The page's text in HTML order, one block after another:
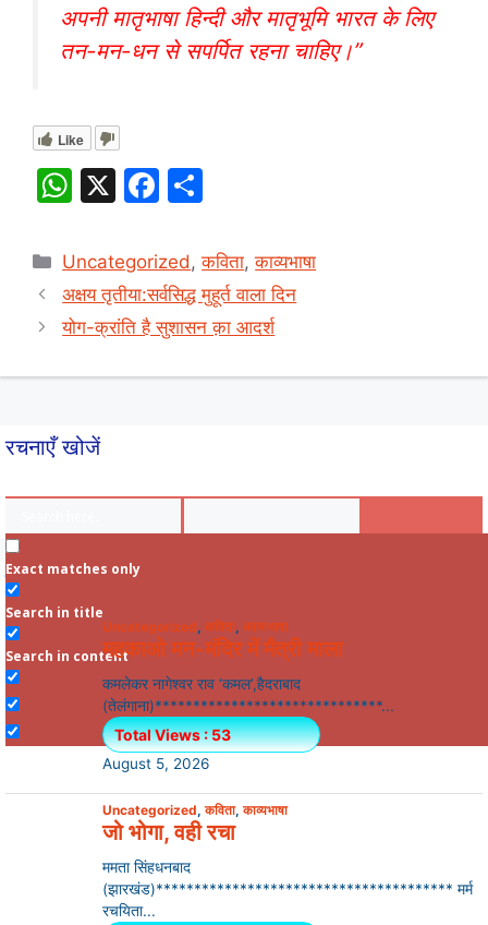
अपनी मातृभाषा हिन्दी और मातृभूमि भारत के लिए
तन-मन-धन से सपर्पित रहना चाहिए।”
Like
W
at
s
A
X
F
c
e
b
ar
e
Categories
Uncategorized,कविता,काव्यभाषा
अक्षय तृतीया:सर्वसिद्ध मुहूर्त वाला दिन
योग-क्रांति है सुशासन क़ा आदर्श
रचनाएँ खोजें
Exact matches only
Search in title
Search in content
सप्ताह का सितारा
Uncategorized, कविता, काव्यभाषा
महकाओ मन-मंदिर में मैत्री माला
कमलेकर नागेश्वर राव ‘कमल’,हैदराबाद
(तेलंगाना)******************************...
Total Views : 53
August 5, 2026
Uncategorized,कविता,काव्यभाषा
जो भोगा, वही रचा
ममता सिंहधनबाद
(झारखंड)*************************************** मर्म
रचयिता...